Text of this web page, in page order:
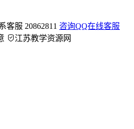
客服 20862811 咨询QQ在线客服
江苏教学资源网